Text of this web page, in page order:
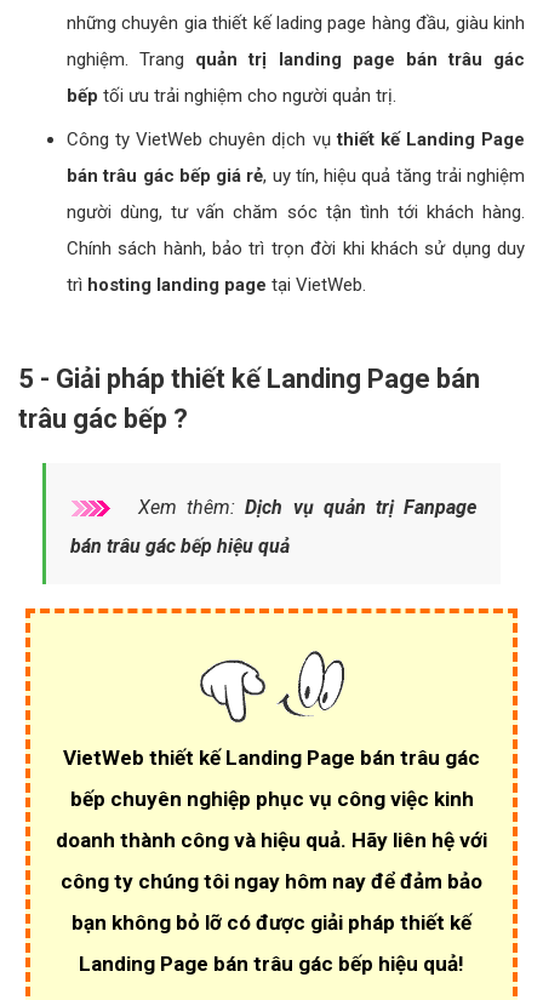
Xem thêm:Công ty dịch vụ SEO Web
bán trâu gác bếp hiệu quả
Landing page bán trâu gác bếp miễn phíchứa quảng
cáo bán trâu gác bếp và tốc độ load landing chậm, băng
thông truy cập bị giới hạn. Truy cập bị hạn chế khiến tỷ lệ
thoát Landing Page bán trâu gác bếp cao...v.v
Landing page bán trâu gác bếp dùng chung
viên.
Landing Page của bạn
khi sử dụng công cụ miễn
phí sẽ bị hạn chế, khi phải phụ thuộc vào các chức
năng được mặc định trên nền tảng đó.
ưu, tốt nhất hãy liên hệ với các đơn vị chuyên nghiệp.
Landing page bán trâu gác bếp được thiết kế bởi các
chỉ trong 3
4 - Nên lựa chọn công ty thiết kế Landing
Page bán trâu gác bếp uy tín?
Xem thêm: Dịch vụ Quản Trị Websitebán
trâu gác bếp hiệu quả